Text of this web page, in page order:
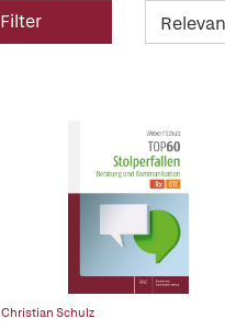
Filter
Christian Schulz